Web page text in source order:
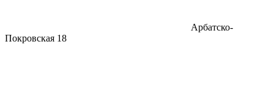
Арбатско-
Покровская 18